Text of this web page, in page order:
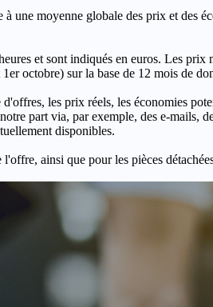
moyenne globale des prix et des
et sont indiqués en euros. Les prix
octobre) sur la base de 12 mois de
les prix réels, les économies
part via, par exemple, des e-mails,
disponibles.
ainsi que pour les pièces